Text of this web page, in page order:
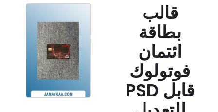
قالب
بطاقة
ائتمان
فوتولوك
PSD قابل